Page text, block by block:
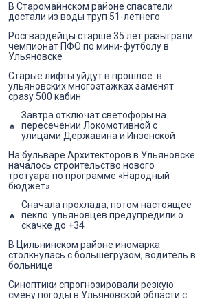
В Старомайнском районе спасатели
достали из воды труп 51-летнего
Росгвардейцы старше 35 лет разыграли
чемпионат ПФО по мини-футболу в
Ульяновске
Старые лифты уйдут в прошлое: в
ульяновских многоэтажках заменят
сразу 500 кабин
Завтра отключат светофоры на
пересечении Локомотивной с
улицами Державина и Инзенской
На бульваре Архитекторов в Ульяновске
началось строительство нового
тротуара по программе «Народный
бюджет»
Сначала прохлада, потом настоящее
пекло: ульяновцев предупредили о
скачке до +34
В Цильнинском районе иномарка
столкнулась с большегрузом, водитель в
больнице
Синоптики спрогнозировали резкую
смену погоды в Ульяновской области с